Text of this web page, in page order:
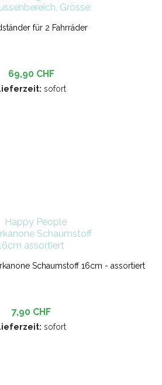
für 2 Fahrräder
69,90 CHF
sofort
Schaumstoff 16cm - assortiert
7,90 CHF
sofort